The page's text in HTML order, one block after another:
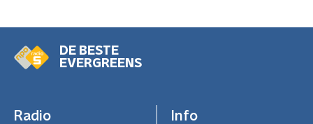
DE BESTE
EVERGREENS
Radio Info